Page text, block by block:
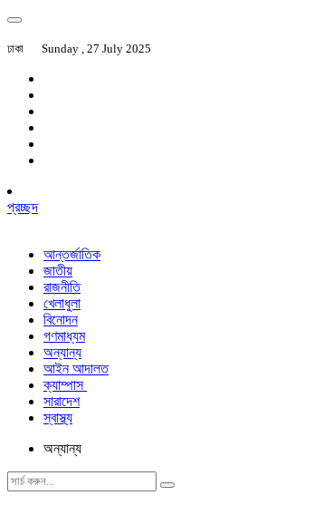
ঢাকা Sunday , 27 July 2025
প্রচ্ছদ
আন্তর্জাতিক
জাতীয়
রাজনীতি
খেলাধুলা
বিনোদন
গণমাধ্যম
অন্যান্য
আইন আদালত
ক্যাম্পাস
সারাদেশ
স্বাস্থ্য
অন্যান্য